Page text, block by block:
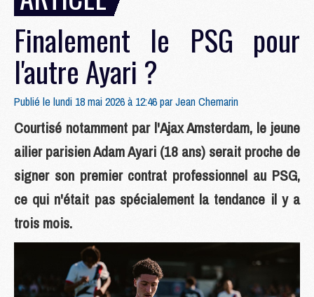
Finalement le PSG pour
l'autre Ayari ?
Publié le lundi 18 mai 2026 à 12:46 parJean Chemarin
Courtisé notamment par l'Ajax Amsterdam, le jeune
ailier parisien Adam Ayari (18 ans) serait proche de
signer son premier contrat professionnel au PSG,
ce qui n'était pas spécialement la tendance il y a
trois mois.